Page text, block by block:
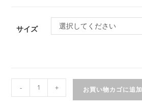
サイズ 選択してください
- + お買い物カゴに追加